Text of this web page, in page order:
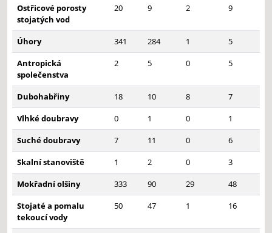
Ostřicové porosty
stojatých vod
20 9 2 9
Úhory 341 284 1
5
Antropická
společenstva
2 5 0 5
Dubohabřiny 18 10 8
7
Vlhké doubravy
0 1 0
1
Suché doubravy
7 11 0
6
Skalní stanoviště
1 2 0
3
Mokřadní olšiny
333 90 29
48
Stojaté a pomalu
tekoucí vody
50 47 1 16